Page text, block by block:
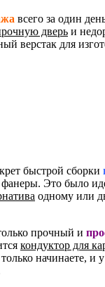
всего за один
дверь и
верстак для
быстрой сборки
Это было
одному или
прочный и
кондуктор для
начинаете, и